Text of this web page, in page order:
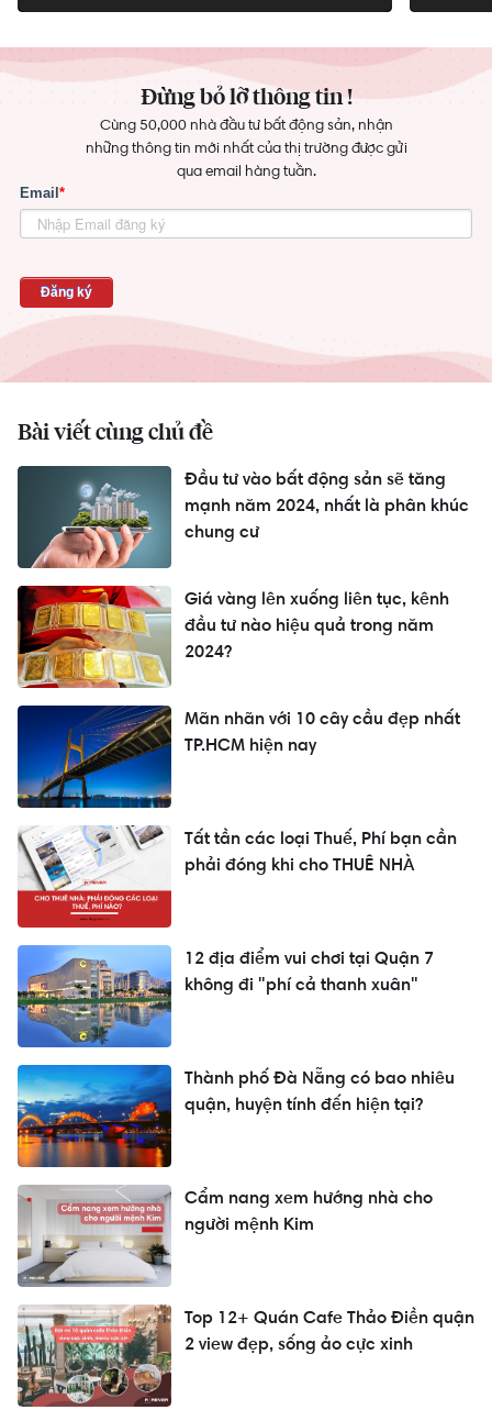
Bài viết cùng chủ đề
Đầu tư vào bất động sản sẽ tăng
mạnh năm 2024, nhất là phân khúc
chung cư
Giá vàng lên xuống liên tục, kênh
đầu tư nào hiệu quả trong năm
2024?
Mãn nhãn với 10 cây cầu đẹp nhất
TP.HCM hiện nay
Tất tần các loại Thuế, Phí bạn cần
phải đóng khi cho THUÊ NHÀ
12 địa điểm vui chơi tại Quận 7
không đi "phí cả thanh xuân"
Thành phố Đà Nẵng có bao nhiêu
quận, huyện tính đến hiện tại?
Cẩm nang xem hướng nhà cho
người mệnh Kim
Top 12+ Quán Cafe Thảo Điền quận
2 view đẹp, sống ảo cực xinh
Đừng bỏ lỡ thông tin !
Cùng 50,000 nhà đầu tư bất động sản, nhận
những thông tin mới nhất của thị trường được gửi
qua email hàng tuần.